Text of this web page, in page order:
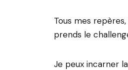
Tous mes
prends le
Je peux incarner